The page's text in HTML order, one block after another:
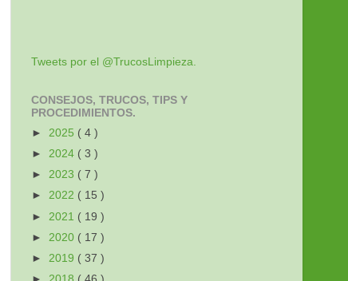
Tweets por el @TrucosLimpieza.
CONSEJOS, TRUCOS, TIPS Y
PROCEDIMIENTOS.
► 2025 ( 4 )
► 2024 ( 3 )
► 2023 ( 7 )
► 2022 ( 15 )
► 2021 ( 19 )
► 2020 ( 17 )
► 2019 ( 37 )